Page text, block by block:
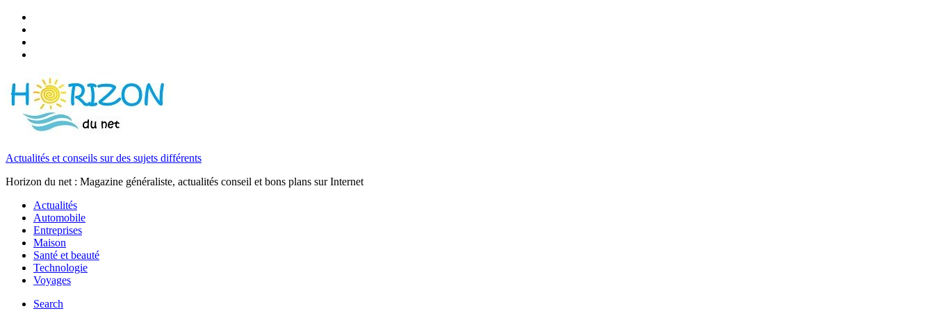
Actualités et conseils sur des sujets différents
Horizon du net : Magazine généraliste, actualités conseil et bons plans sur Internet
Actualités
Automobile
Entreprises
Maison
Santé et beauté
Technologie
Voyages
Search